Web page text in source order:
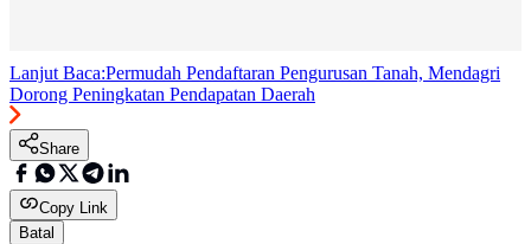
Lanjut Baca:Permudah Pendaftaran Pengurusan Tanah, Mendagri
Dorong Peningkatan Pendapatan Daerah
Share
Copy Link
Batal